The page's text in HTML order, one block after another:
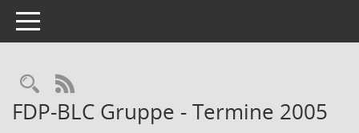
Toggle navigation
Rechercheauswahl
RSS-Feed
FDP-BLC Gruppe - Termine 2005